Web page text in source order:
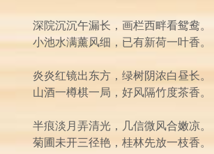
深院沉沉午漏长，画栏西畔看鸳鸯。
小池水满薰风细，已有新荷一叶香。
炎炎红镜出东方，绿树阴浓白昼长。
山酒一樽棋一局，好风隔竹度茶香。
半痕淡月弄清光，几信微风合嫩凉。
菊圃未开三径艳，桂林先放一枝香。